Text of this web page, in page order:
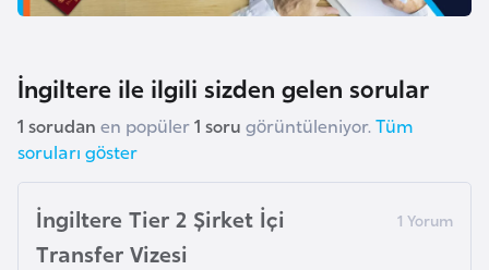
İngiltere ile ilgili sizden gelen sorular
1 sorudan en popüler1 soru görüntüleniyor. Tüm
soruları göster
İngiltere Tier 2 Şirket İçi
Transfer Vizesi
a
a
b
o
n
G